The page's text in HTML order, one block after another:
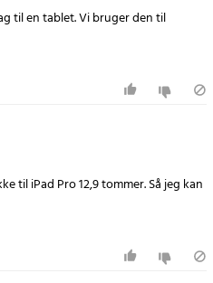
til en tablet. Vi bruger den til
til iPad Pro 12,9 tommer. Så jeg kan